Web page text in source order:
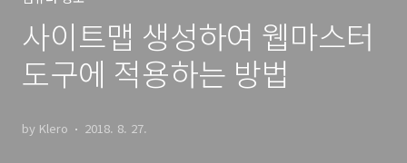
사이트맵 생성하여 웹마스터
도구에 적용하는 방법
by Klero 2018. 8. 27.